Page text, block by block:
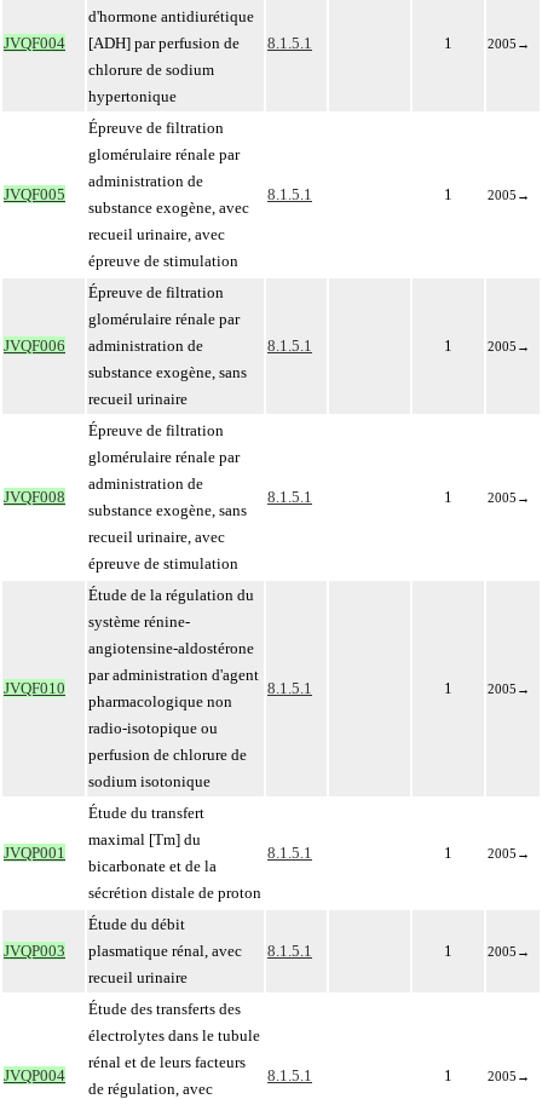
JVQF004
d'hormone antidiurétique
[ADH] par perfusion de
chlorure de sodium
hypertonique
8.1.5.1 1 2005 →
JVQF005
Épreuve de filtration
glomérulaire rénale par
administration de
substance exogène, avec
recueil urinaire, avec
épreuve de stimulation
8.1.5.1 1 2005 →
JVQF006
Épreuve de filtration
glomérulaire rénale par
administration de
substance exogène, sans
recueil urinaire
8.1.5.1 1 2005 →
JVQF008
Épreuve de filtration
glomérulaire rénale par
administration de
substance exogène, sans
recueil urinaire, avec
épreuve de stimulation
8.1.5.1 1 2005 →
JVQF010
Étude de la régulation du
système rénine-
angiotensine-aldostérone
par administration d'agent
pharmacologique non
radio-isotopique ou
perfusion de chlorure de
sodium isotonique
8.1.5.1 1 2005 →
JVQP001
Étude du transfert
maximal [Tm] du
bicarbonate et de la
sécrétion distale de proton
8.1.5.1 1 2005 →
JVQP003
Étude du débit
plasmatique rénal, avec
recueil urinaire
8.1.5.1 1 2005 →
JVQP004
Étude des transferts des
électrolytes dans le tubule
rénal et de leurs facteurs
de régulation, avec
8.1.5.1 1 2005 →